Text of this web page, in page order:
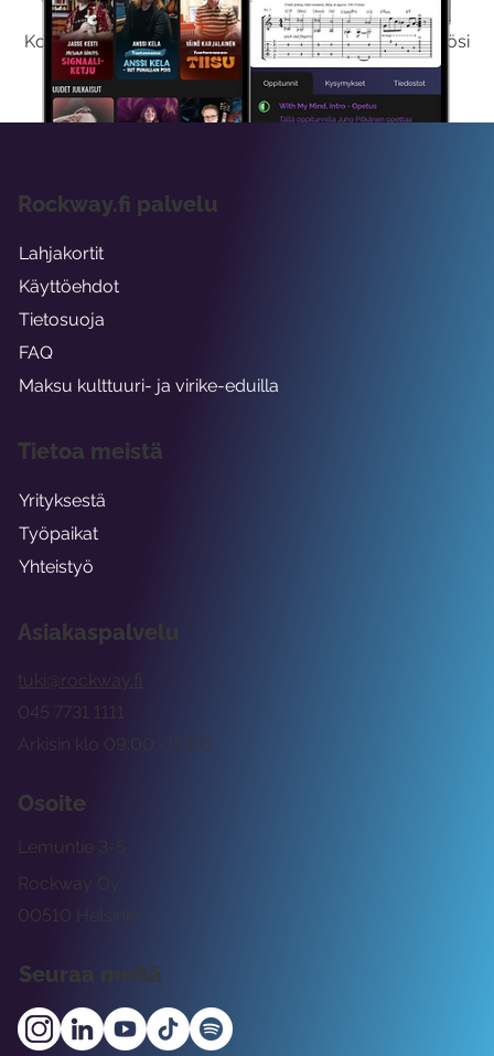
Kokeilemalla ilmaiseksi saat koko sisältömme käyttöösi
viikon ajaksi.
Asiakaspalvelu
tuki@rockway.fi
Arkisin klo 09:00 -15:00
045 7731 1111
Osoite
Rockway Oy
Lemuntie 3-5
00510 Helsinki
Seuraa meitä
Rockway.fi palvelu
Lahjakortit
Käyttöehdot
Tietosuoja
FAQ
Maksu kulttuuri- ja virike-eduilla
Tietoa meistä
Yrityksestä
Työpaikat
Yhteistyö